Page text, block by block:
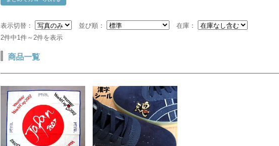
表示切替： 並び順：
在庫：
2件中1件～2件を表示
商品一覧